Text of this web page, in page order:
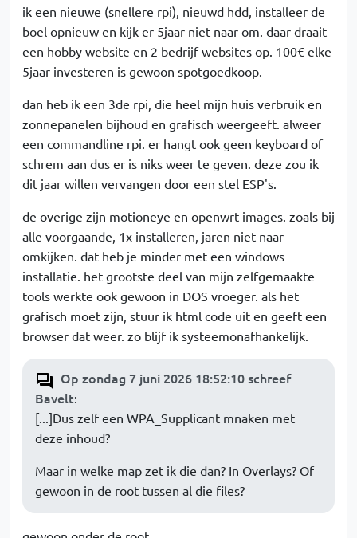
ik een nieuwe (snellere rpi), nieuwd hdd, installeer de
boel opnieuw en kijk er 5jaar niet naar om. daar draait
een hobby website en 2 bedrijf websites op. 100€ elke
5jaar investeren is gewoon spotgoedkoop.
dan heb ik een 3de rpi, die heel mijn huis verbruik en
zonnepanelen bijhoud en grafisch weergeeft. alweer
een commandline rpi. er hangt ook geen keyboard of
schrem aan dus er is niks weer te geven. deze zou ik
dit jaar willen vervangen door een stel ESP's.
de overige zijn motioneye en openwrt images. zoals bij
alle voorgaande, 1x installeren, jaren niet naar
omkijken. dat heb je minder met een windows
installatie. het grootste deel van mijn zelfgemaakte
tools werkte ook gewoon in DOS vroeger. als het
grafisch moet zijn, stuur ik html code uit en geeft een
browser dat weer. zo blijf ik systeemonafhankelijk.
Op zondag 7 juni 2026 18:52:10 schreef
Bavelt:
[...]Dus zelf een WPA_Supplicant mnaken met
deze inhoud?
Maar in welke map zet ik die dan? In Overlays? Of
gewoon in de root tussen al die files?